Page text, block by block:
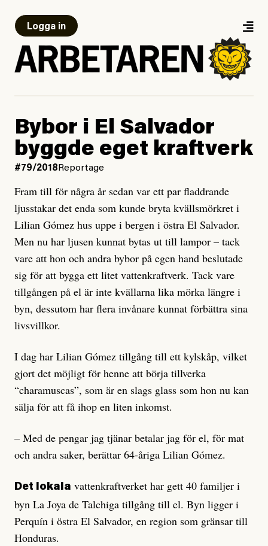
Logga in
Bybor i El Salvador
byggde eget kraftverk
#79/2018Reportage
Fram till för några år sedan var ett par fladdrande
ljusstakar det enda som kunde bryta kvällsmörkret i
Lilian Gómez hus uppe i bergen i östra El Salvador.
Men nu har ljusen kunnat bytas ut till lampor – tack
vare att hon och andra bybor på egen hand beslutade
sig för att bygga ett litet vattenkraftverk. Tack vare
tillgången på el är inte kvällarna lika mörka längre i
byn, dessutom har flera invånare kunnat förbättra sina
livsvillkor.
I dag har Lilian Gómez tillgång till ett kylskåp, vilket
gjort det möjligt för henne att börja tillverka
“charamuscas”, som är en slags glass som hon nu kan
sälja för att få ihop en liten inkomst.
– Med de pengar jag tjänar betalar jag för el, för mat
och andra saker, berättar 64-åriga Lilian Gómez.
Det lokala vattenkraftverket har gett 40 familjer i
byn La Joya de Talchiga tillgång till el. Byn ligger i
Perquín i östra El Salvador, en region som gränsar till
Honduras.